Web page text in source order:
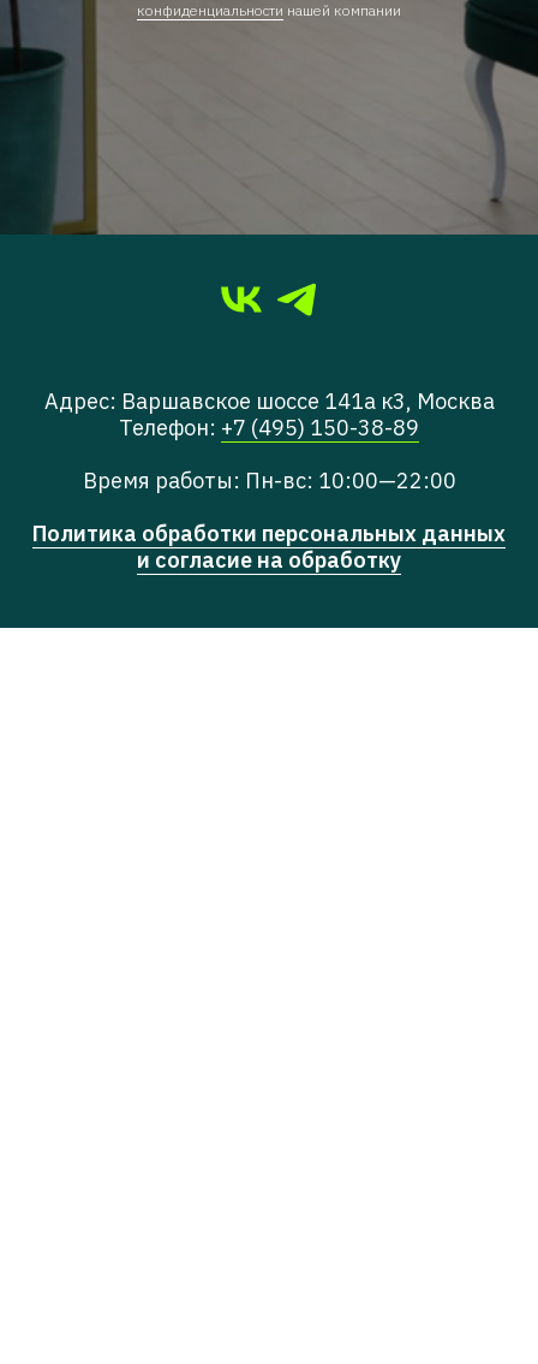
конфиденциальности нашей компании
Адрес: Варшавское шоссе 141а к3, Москва
Телефон: +7 (495) 150-38-89
Время работы: Пн-вс: 10:00—22:00
Политика обработки персональных данных
и согласие на обработку